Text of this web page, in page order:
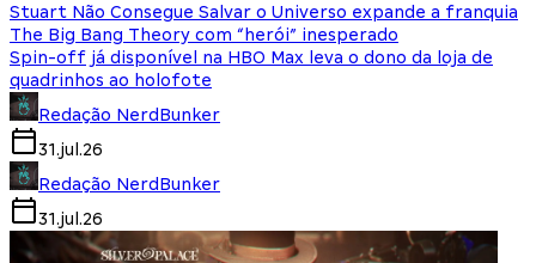
Stuart Não Consegue Salvar o Universo expande a franquia
The Big Bang Theory com “herói” inesperado
Spin-off já disponível na HBO Max leva o dono da loja de
quadrinhos ao holofote
Redação NerdBunker
31.jul.26
Redação NerdBunker
31.jul.26